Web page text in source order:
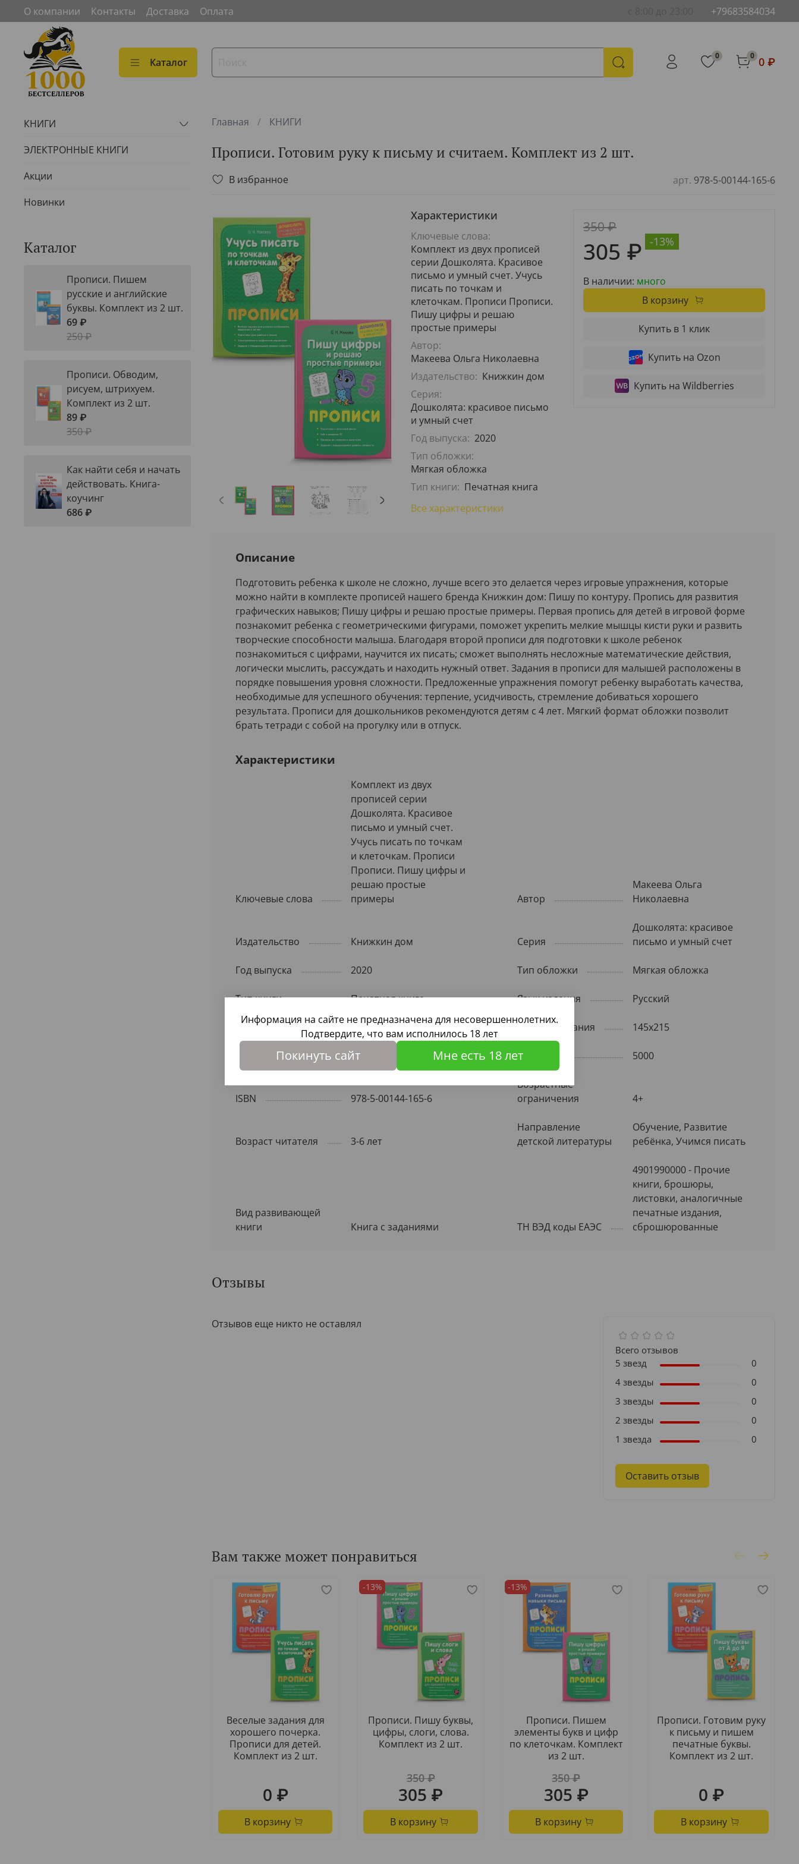
О компании Контакты Доставка Оплата +79683584034
Каталог
0 0 0 ₽
Главная КНИГИ
Прописи. Готовим руку к письму и считаем. Комплект из 2 шт.
В избранное арт. 978-5-00144-165-6
Характеристики
Ключевые слова:
Комплект из двух прописей
серии Дошколята. Красивое
письмо и умный счет. Учусь
писать по точкам и
клеточкам. Прописи Прописи.
Пишу цифры и решаю
простые примеры
Автор:
Макеева Ольга Николаевна
Издательство: Книжкин дом
Серия:
Дошколята: красивое письмо
и умный счет
Год выпуска: 2020
Тип обложки:
Мягкая обложка
Тип книги: Печатная книга
Все характеристики
350 ₽
305 ₽ -13%
В наличии: много
В корзину
Купить в 1 клик
Купить на Ozon
Купить на Wildberries
Описание
Подготовить ребенка к школе не сложно, лучше всего это делается через игровые упражнения, которые
можно найти в комплекте прописей нашего бренда Книжкин дом: Пишу по контуру. Пропись для развития
графических навыков; Пишу цифры и решаю простые примеры. Первая пропись для детей в игровой форме
познакомит ребенка с геометрическими фигурами, поможет укрепить мелкие мышцы кисти руки и развить
творческие способности малыша. Благодаря второй прописи для подготовки к школе ребенок
познакомиться с цифрами, научится их писать; сможет выполнять несложные математические действия,
логически мыслить, рассуждать и находить нужный ответ. Задания в прописи для малышей расположены в
порядке повышения уровня сложности. Предложенные упражнения помогут ребенку выработать качества,
необходимые для успешного обучения: терпение, усидчивость, стремление добиваться хорошего
результата. Прописи для дошкольников рекомендуются детям с 4 лет. Мягкий формат обложки позволит
брать тетради с собой на прогулку или в отпуск.
Характеристики
Ключевые слова
Комплект из двух
прописей серии
Дошколята. Красивое
письмо и умный счет.
Учусь писать по точкам
и клеточкам. Прописи
Прописи. Пишу цифры и
решаю простые
примеры
Автор
Макеева Ольга
Николаевна
Издательство Книжкин дом Серия
Дошколята: красивое
письмо и умный счет
Год выпуска 2020 Тип обложки Мягкая обложка
Тип книги Печатная книга Язык издания Русский
Количество страниц 32 Формат издания 145x215
Размеры, мм 210х150х10 Тираж 5000
ISBN 978-5-00144-165-6
Возрастные
ограничения
4+
Возраст читателя 3-6 лет
Направление
детской литературы
Обучение, Развитие
ребёнка, Учимся писать
Вид развивающей
книги
Книга с заданиями ТН ВЭД коды ЕАЭС
4901990000 - Прочие
книги, брошюры,
листовки, аналогичные
печатные издания,
сброшюрованные
Отзывы
Отзывов еще никто не оставлял
Всего отзывов
5 звезд
0
4 звезды
0
3 звезды
0
2 звезды
0
1 звезда
0
Оставить отзыв
Вам также может понравиться
Веселые задания для
хорошего почерка.
Прописи для детей.
Комплект из 2 шт.
0 ₽
В корзину
-13%
Прописи. Пишу буквы,
цифры, слоги, слова.
Комплект из 2 шт.
350 ₽
305 ₽
В корзину
-13%
Прописи. Пишем
элементы букв и цифр
по клеточкам. Комплект
из 2 шт.
350 ₽
305 ₽
В корзину
Прописи. Готовим руку
к письму и пишем
печатные буквы.
Комплект из 2 шт.
0 ₽
В корзину
КНИГИ
ЭЛЕКТРОННЫЕ КНИГИ
Акции
Новинки
Каталог
Прописи. Пишем
русские и английские
буквы. Комплект из 2 шт.
69 ₽
250 ₽
Прописи. Обводим,
рисуем, штрихуем.
Комплект из 2 шт.
89 ₽
350 ₽
Как найти себя и начать
действовать. Книга-
коучинг
686 ₽
Информация на сайте не предназначена для несовершеннолетних.
Подтвердите, что вам исполнилось 18 лет
Покинуть сайт Мне есть 18 лет